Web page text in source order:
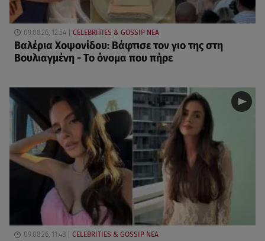
09.08.26, 12:54 CELEBRITIES & GOSSIP ΝΕΑ
Βαλέρια Χοψονίδου: Βάφτισε τον γιο της στη
Βουλιαγμένη - Το όνομα που πήρε
09.08.26, 11:48 CELEBRITIES & GOSSIP ΝΕΑ